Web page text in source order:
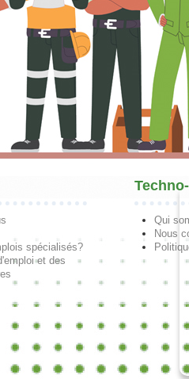
spécialisés?
et des
Qui
Nous